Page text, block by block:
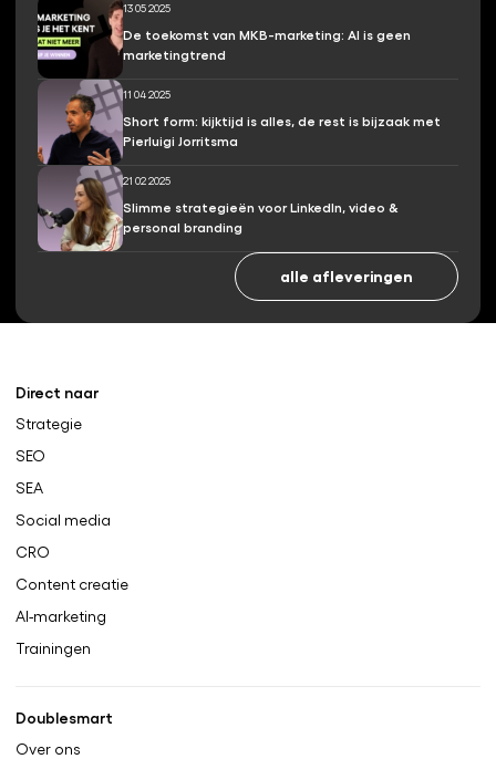
13 05 2025
De toekomst van MKB-marketing: AI is geen
marketingtrend
11 04 2025
Short form: kijktijd is alles, de rest is bijzaak met
Pierluigi Jorritsma
21 02 2025
Slimme strategieën voor LinkedIn, video &
personal branding
alle afleveringen
Direct naar
Strategie
SEO
SEA
Social media
CRO
Content creatie
AI-marketing
Trainingen
Doublesmart
Over ons